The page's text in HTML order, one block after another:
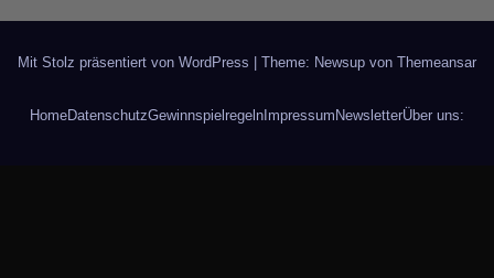
Mit Stolz präsentiert von WordPress Theme: Newsup von Themeansar
HomeDatenschutzGewinnspielregeln Impressum NewsletterÜber uns: